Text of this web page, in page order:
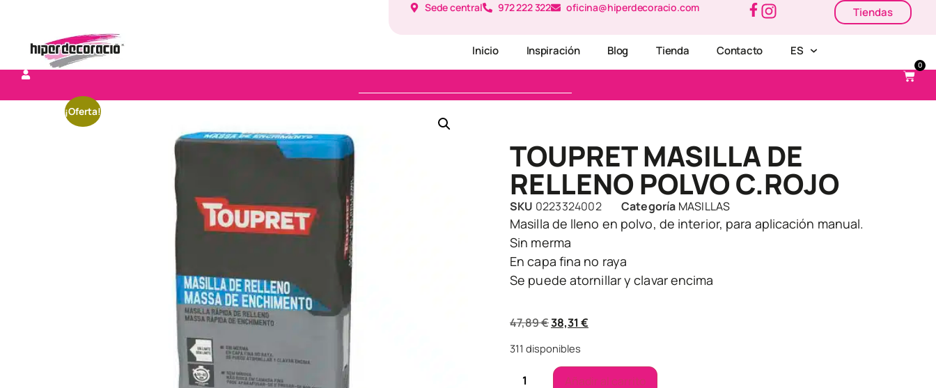
Sede central 972 222 322 oficina@hiperdecoracio.com Tiendas
Inicio Inspiración Blog Tienda Contacto ES
0
¡Oferta!
TOUPRET MASILLA DE
RELLENO POLVO C.ROJO
SKU 0223324002 Categoría MASILLAS
Masilla de lleno en polvo, de interior, para aplicación manual.
Sin merma
En capa fina no raya
Se puede atornillar y clavar encima
47,89€38,31 €
311 disponibles
Añadir al carrito